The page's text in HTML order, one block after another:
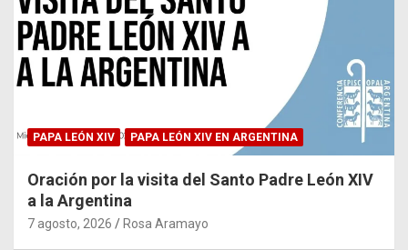
PAPA LEÓN XIV PAPA LEÓN XIV EN ARGENTINA
Oración por la visita del Santo Padre León XIV
a la Argentina
7 agosto, 2026 Rosa Aramayo